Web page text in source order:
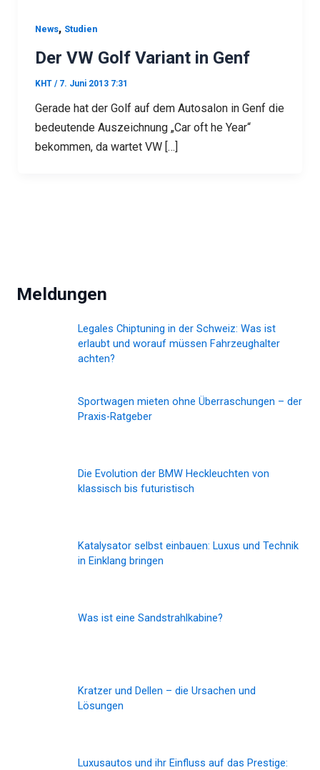
News, Studien
Der VW Golf Variant in Genf
KHT / 7. Juni 2013 7:31
Gerade hat der Golf auf dem Autosalon in Genf die
bedeutende Auszeichnung „Car oft he Year“
bekommen, da wartet VW […]
Meldungen
Legales Chiptuning in der Schweiz: Was ist
erlaubt und worauf müssen Fahrzeughalter
achten?
Sportwagen mieten ohne Überraschungen – der
Praxis-Ratgeber
Die Evolution der BMW Heckleuchten von
klassisch bis futuristisch
Katalysator selbst einbauen: Luxus und Technik
in Einklang bringen
Was ist eine Sandstrahlkabine?
Kratzer und Dellen – die Ursachen und
Lösungen
Luxusautos und ihr Einfluss auf das Prestige: